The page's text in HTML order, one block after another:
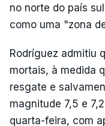
no norte do país
como uma "zona
Rodríguez admitiu
mortais, à medida
resgate e
magnitude 7,5 e
quarta-feira, com